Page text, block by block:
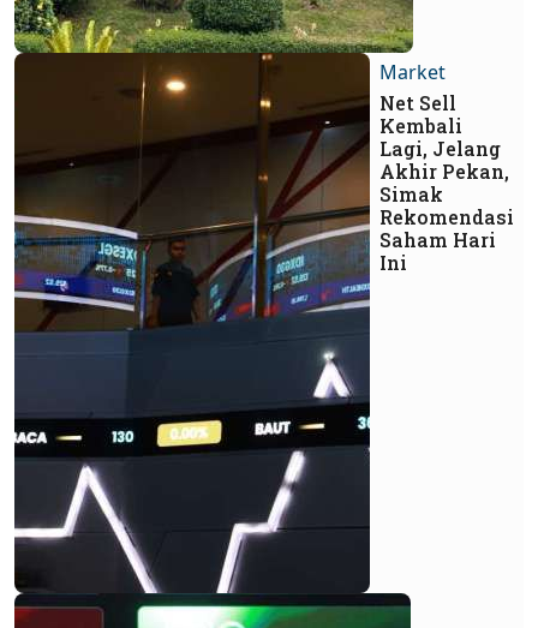
Market
Net Sell
Kembali
Lagi, Jelang
Akhir Pekan,
Simak
Rekomendasi
Saham Hari
Ini